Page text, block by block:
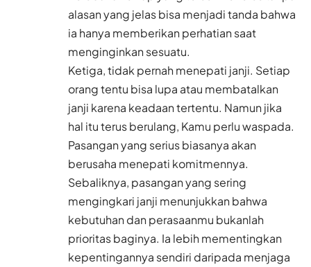
alasan yang jelas bisa menjadi tanda bahwa
ia hanya memberikan perhatian saat
menginginkan sesuatu.
Ketiga, tidak pernah menepati janji. Setiap
orang tentu bisa lupa atau membatalkan
janji karena keadaan tertentu. Namun jika
hal itu terus berulang, Kamu perlu waspada.
Pasangan yang serius biasanya akan
berusaha menepati komitmennya.
Sebaliknya, pasangan yang sering
mengingkari janji menunjukkan bahwa
kebutuhan dan perasaanmu bukanlah
prioritas baginya. Ia lebih mementingkan
kepentingannya sendiri daripada menjaga